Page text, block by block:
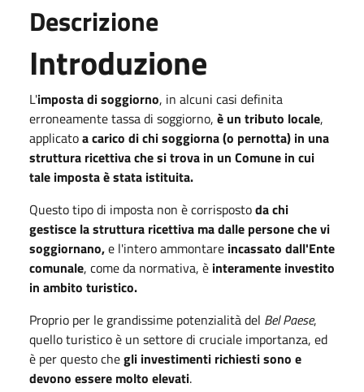
Descrizione
Introduzione
L'imposta di soggiorno, in alcuni casi definita
erroneamente tassa di soggiorno, è un tributo locale,
applicatoa carico di chi soggiorna (o pernotta) in una
struttura ricettiva che si trova in un Comune in cui
tale imposta è stata istituita.
Questo tipo di imposta non è corrispostoda chi
gestisce la struttura ricettiva ma dalle persone che vi
soggiornano,e l'intero ammontare incassato dall'Ente
comunale, come da normativa, è interamente investito
in ambito turistico.
Proprio per le grandissime potenzialità del Bel Paese,
quello turistico è un settore di cruciale importanza, ed
è per questo chegli investimenti richiesti sono e
devono essere molto elevati.